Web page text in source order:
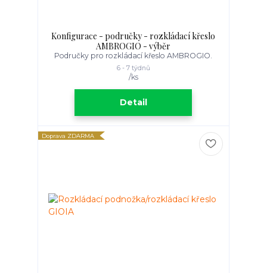
Konfigurace - područky - rozkládací křeslo
AMBROGIO - výběr
Područky pro rozkládací křeslo AMBROGIO.
/ks
6 - 7 týdnů
Detail
Doprava ZDARMA